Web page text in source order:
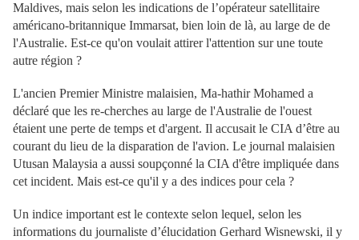
Maldives, mais selon les indications de l’opérateur satellitaire
américano-britannique Immarsat, bien loin de là, au large de de
l'Australie. Est-ce qu'on voulait attirer l'attention sur une toute
autre région ?
L'ancien Premier Ministre malaisien, Ma-hathir Mohamed a
déclaré que les re-cherches au large de l'Australie de l'ouest
étaient une perte de temps et d'argent. Il accusait le CIA d’être au
courant du lieu de la disparation de l'avion. Le journal malaisien
Utusan Malaysia a aussi soupçonné la CIA d'être impliquée dans
cet incident. Mais est-ce qu'il y a des indices pour cela ?
Un indice important est le contexte selon lequel, selon les
informations du journaliste d’élucidation Gerhard Wisnewski, il y